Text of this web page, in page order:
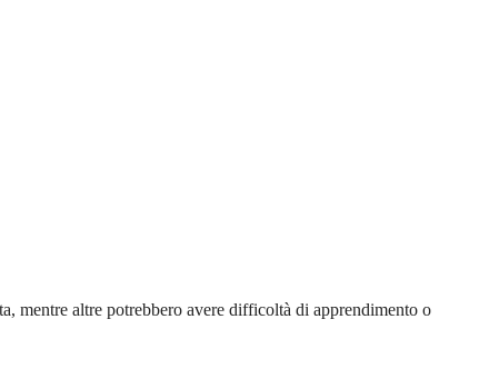
mentre altre potrebbero avere difficoltà di apprendimento o